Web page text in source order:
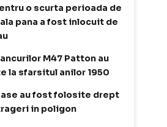
o scurta perioada de
pana a fost inlocuit de
M47 Patton au
la sfarsitul anilor 1950
au fost folosite drept
in poligon